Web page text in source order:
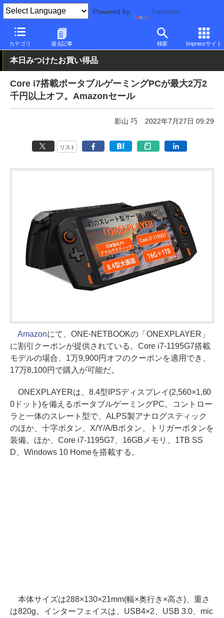
Powered by Translate
カテゴリ 過去記事 検索 Impressサイト
PC Watch パソコン/タブレット/スマートフォン NUC/小型パソコ
本日みつけたお買い得品
Core i7搭載ポータブルゲーミングPCが最大2万2
千円以上オフ。Amazonセール
影山 巧 2022年7月27日 09:29
リスト
Amazonにて、ONE-NETBOOKの「ONEXPLAYER」
に割引クーポンが提供されている。Core i7-1195G7搭載
モデルの場合、1万9,900円オフのクーポンを適用でき、
17万8,100円で購入が可能だ。
ONEXPLAYERは、8.4型IPSディスプレイ(2,560×1,60
0ドット)を備えるポータブルゲーミングPC。コントロー
ラと一体のスレート型で、ALPS製アナログスティック
のほか、十字ボタン、X/Y/A/Bボタン、トリガーボタンを
装備。ほか、Core i7-1195G7、16GBメモリ、1TB SS
D、Windows 10 Homeを搭載する。
本体サイズは288×130×21mm(幅×奥行き×高さ)、重さ
は820g。インターフェイスは、USB4×2、USB 3.0、mic